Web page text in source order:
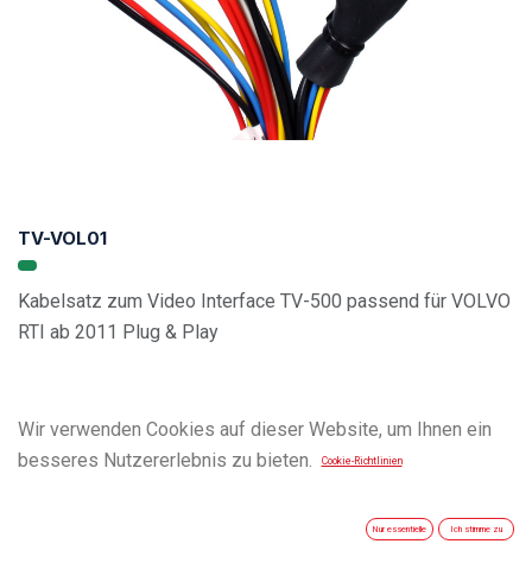
TV-VOL01
Kabelsatz zum Video Interface TV-500 passend für VOLVO
RTI ab 2011 Plug & Play
Wir verwenden Cookies auf dieser Website, um Ihnen ein
besseres Nutzererlebnis zu bieten.
Cookie-Richtlinien
Nur essentielle Ich stimme zu